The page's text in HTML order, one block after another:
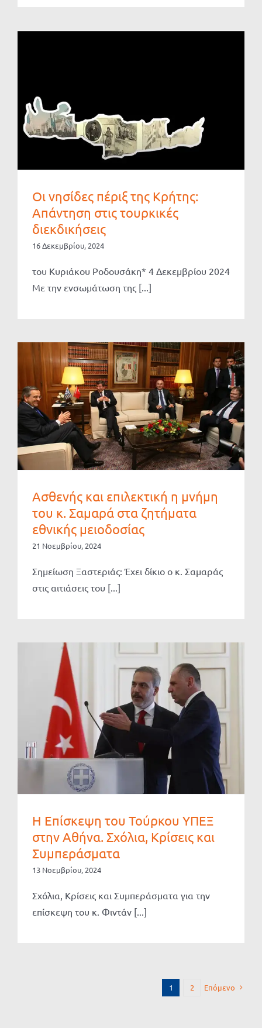
Οι νησίδες πέριξ της Κρήτης:
Απάντηση στις τουρκικές
διεκδικήσεις
16 Δεκεμβρίου, 2024
του Κυριάκου Ροδουσάκη* 4 Δεκεμβρίου 2024
Με την ενσωμάτωση της [...]
Ασθενής και επιλεκτική η μνήμη
του κ. Σαμαρά στα ζητήματα
εθνικής μειοδοσίας
21 Νοεμβρίου, 2024
Σημείωση Ξαστεριάς: Έχει δίκιο ο κ. Σαμαράς
στις αιτιάσεις του [...]
Η Επίσκεψη του Τούρκου ΥΠΕΞ
στην Αθήνα. Σχόλια, Κρίσεις και
Συμπεράσματα
13 Νοεμβρίου, 2024
Σχόλια, Κρίσεις και Συμπεράσματα για την
επίσκεψη του κ. Φιντάν [...]
1 2 Επόμενο